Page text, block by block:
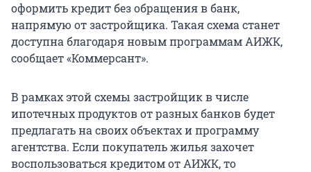
оформить кредит без обращения в банк,
напрямую от застройщика. Такая схема станет
доступна благодаря новым программам АИЖК,
сообщает «Коммерсант».
В рамках этой схемы застройщик в числе
ипотечных продуктов от разных банков будет
предлагать на своих объектах и программу
агентства. Если покупатель жилья захочет
воспользоваться кредитом от АИЖК, то